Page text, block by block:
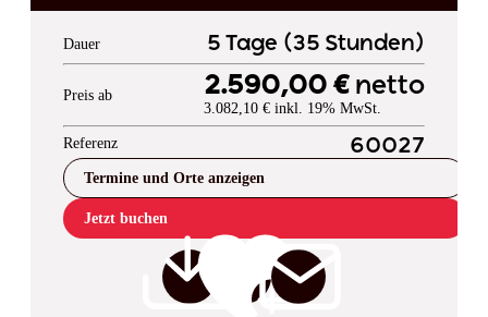
Dauer 5 Tage (35 Stunden)
Preis ab 2.590,00 € netto
3.082,10 € inkl. 19% MwSt.
Referenz 60027
Termine und Orte anzeigen
Jetzt buchen